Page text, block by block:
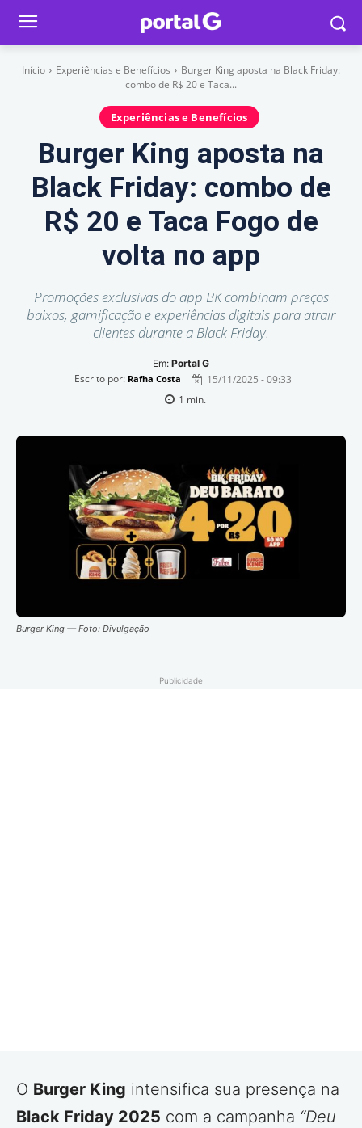
Início Experiências e Benefícios
Burger King aposta na Black Friday:
combo de R$ 20 e Taca...
Experiências e Benefícios
Burger King aposta na
Black Friday: combo de
R$ 20 e Taca Fogo de
volta no app
Promoções exclusivas do app BK combinam preços
baixos, gamificação e experiências digitais para atrair
clientes durante a Black Friday.
Em: Portal G
Escrito por: Rafha Costa
15/11/2025 - 09:33
1 min.
Burger King — Foto: Divulgação
Publicidade
O Burger King intensifica sua presença na
Black Friday 2025 com a campanha “Deu